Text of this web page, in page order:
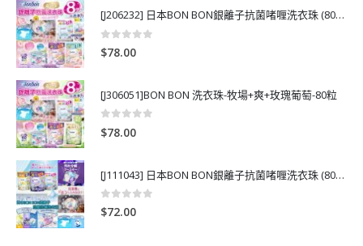
[J206232] 日本BON BON銀離子抗菌啫喱洗衣珠 (80粒)
0
$78.00
[J306051]BON BON 洗衣珠-牧場+爽+玫瑰葡萄-80粒
0
$78.00
[J111043] 日本BON BON銀離子抗菌啫喱洗衣珠 (80粒)
0out of 5
$72.00